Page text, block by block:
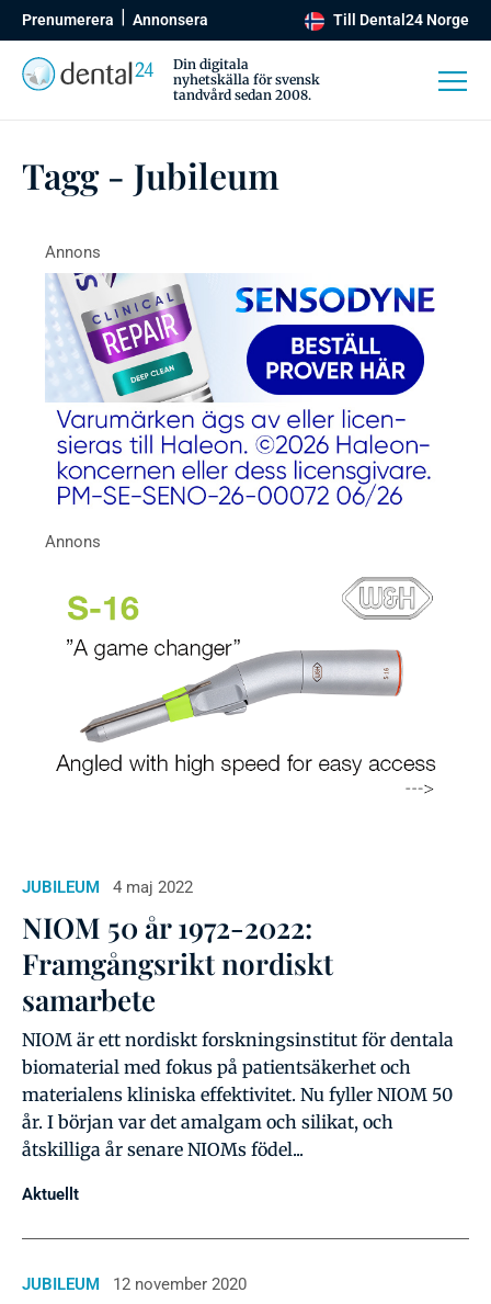
Prenumerera Annonsera Till Dental24 Norge
Din digitala
nyhetskälla för svensk
tandvård sedan 2008.
Tagg - Jubileum
JUBILEUM 4 maj 2022
NIOM 50 år 1972-2022:
Framgångsrikt nordiskt
samarbete
NIOM är ett nordiskt forskningsinstitut för dentala
biomaterial med fokus på patientsäkerhet och
materialens kliniska effektivitet. Nu fyller NIOM 50
år. I början var det amalgam och silikat, och
åtskilliga år senare NIOMs födel...
Aktuellt
JUBILEUM 12 november 2020